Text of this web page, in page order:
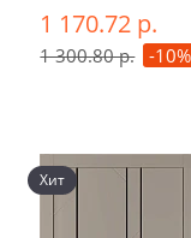
1 170.72 р.
1 300.80 р. -10%
Хит